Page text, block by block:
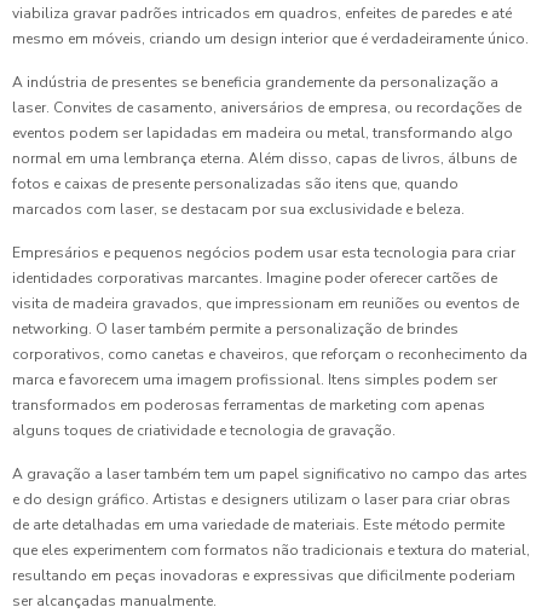
viabiliza gravar padrões intricados em quadros, enfeites de paredes e até
mesmo em móveis, criando um design interior que é verdadeiramente único.
A indústria de presentes se beneficia grandemente da personalização a
laser. Convites de casamento, aniversários de empresa, ou recordações de
eventos podem ser lapidadas em madeira ou metal, transformando algo
normal em uma lembrança eterna. Além disso, capas de livros, álbuns de
fotos e caixas de presente personalizadas são itens que, quando
marcados com laser, se destacam por sua exclusividade e beleza.
Empresários e pequenos negócios podem usar esta tecnologia para criar
identidades corporativas marcantes. Imagine poder oferecer cartões de
visita de madeira gravados, que impressionam em reuniões ou eventos de
networking. O laser também permite a personalização de brindes
corporativos, como canetas e chaveiros, que reforçam o reconhecimento da
marca e favorecem uma imagem profissional. Itens simples podem ser
transformados em poderosas ferramentas de marketing com apenas
alguns toques de criatividade e tecnologia de gravação.
A gravação a laser também tem um papel significativo no campo das artes
e do design gráfico. Artistas e designers utilizam o laser para criar obras
de arte detalhadas em uma variedade de materiais. Este método permite
que eles experimentem com formatos não tradicionais e textura do material,
resultando em peças inovadoras e expressivas que dificilmente poderiam
ser alcançadas manualmente.